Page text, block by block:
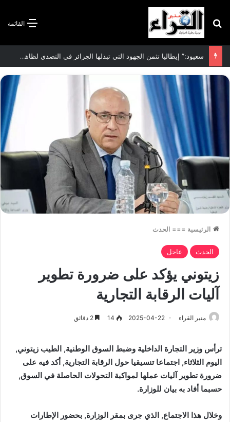
القائمة بحث عن
الاتفاقية الأممية بشأن تغير المناخ :الجزائر تودع مساهمتها الوطنية المحددة لسنة 2026
الرئيسية === الحدث
الحدث عاجل
زيتوني يؤكد على ضرورة تطوير
آليات الرقابة التجارية
منبر القراء 2025-04-22
14
ترأس وزير التجارة الداخلية وضبط السوق الوطنية, الطيب زيتوني,
اليوم الثلاثاء, اجتماعا تنسيقيا حول الرقابة التجارية, أكد فيه على
ضرورة تطوير آليات عملها لمواكبة التحولات الحاصلة في السوق,
حسبما أفاد به بيان للوزارة.
وخلال هذا الاجتماع, الذي جرى بمقر الوزارة, بحضور الإطارات